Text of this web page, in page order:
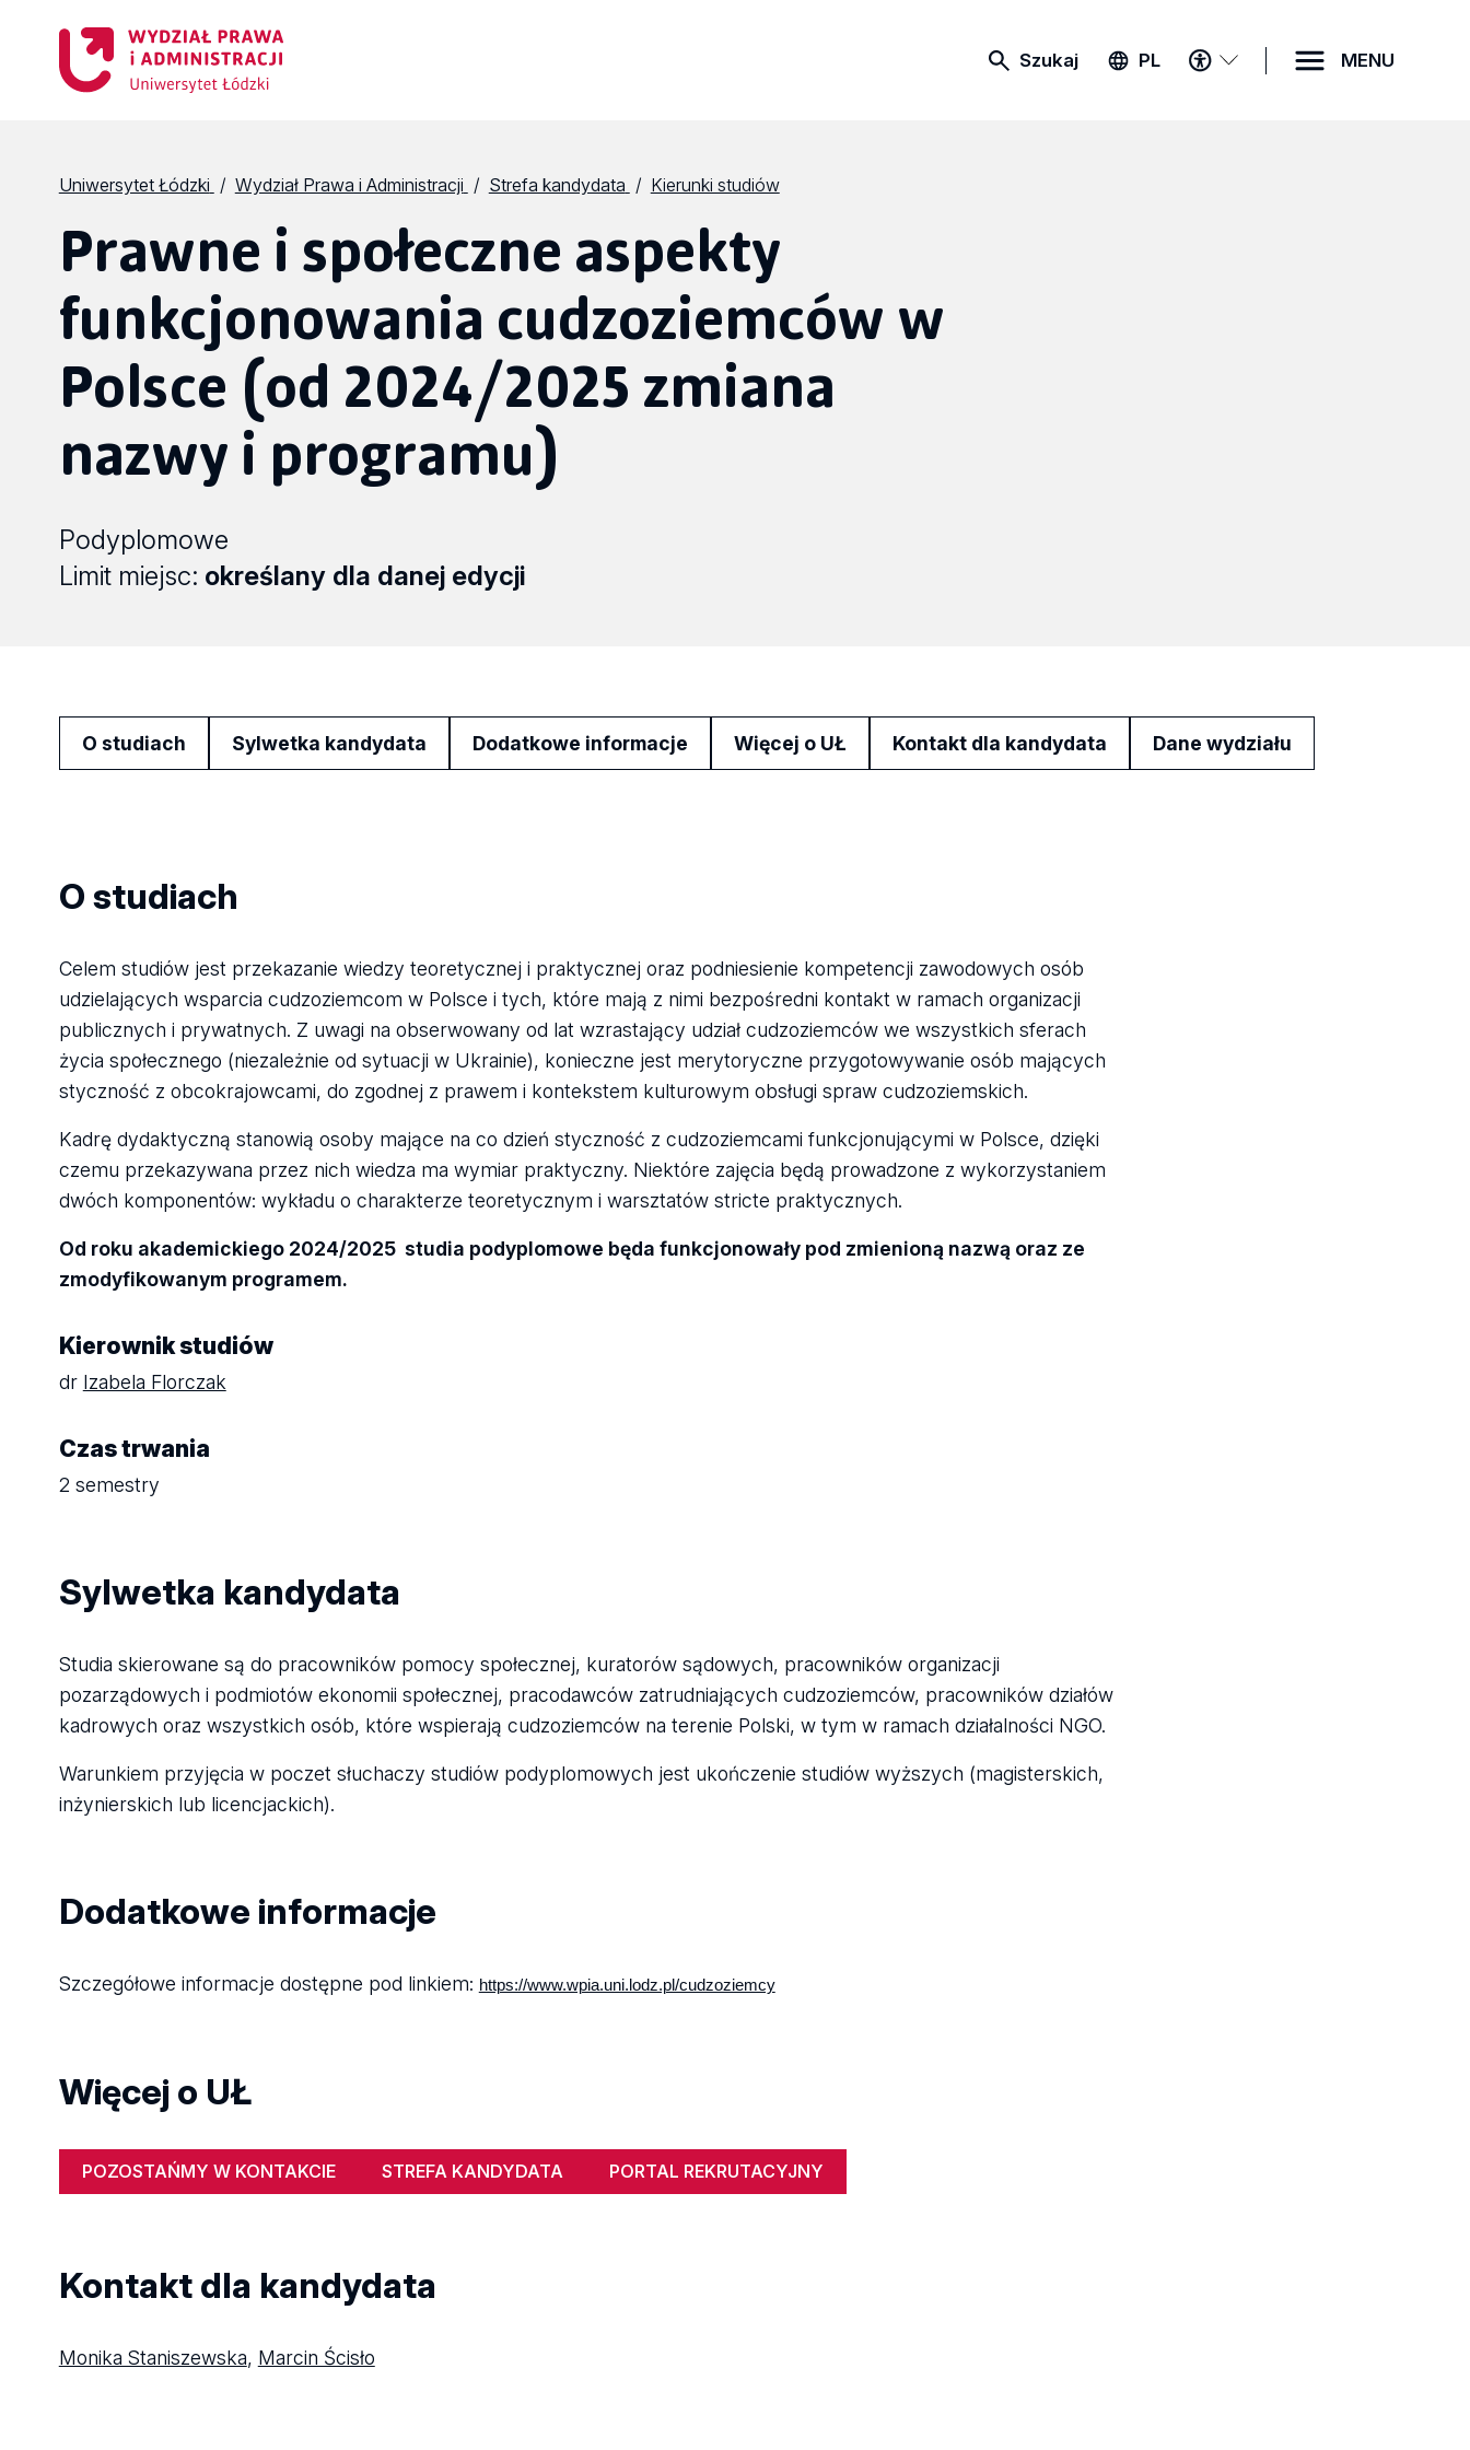
Szukaj PL
MENU
DOSTĘPNOŚCI
MENU
Uniwersytet Łódzki Wydział Prawa i Administracji Strefa kandydata Kierunki studiów
Prawne i społeczne aspekty
funkcjonowania cudzoziemców w
Polsce (od 2024/2025 zmiana
nazwy i programu)
Podyplomowe
Limit miejsc: określany dla danej edycji
O studiach Sylwetka kandydata Dodatkowe informacje Więcej o UŁ Kontakt dla kandydata Dane wydziału
O studiach
Celem studiów jest przekazanie wiedzy teoretycznej i praktycznej oraz podniesienie kompetencji zawodowych osób
udzielających wsparcia cudzoziemcom w Polsce i tych, które mają z nimi bezpośredni kontakt w ramach organizacji
publicznych i prywatnych. Z uwagi na obserwowany od lat wzrastający udział cudzoziemców we wszystkich sferach
życia społecznego (niezależnie od sytuacji w Ukrainie), konieczne jest merytoryczne przygotowywanie osób mających
styczność z obcokrajowcami, do zgodnej z prawem i kontekstem kulturowym obsługi spraw cudzoziemskich.
Kadrę dydaktyczną stanowią osoby mające na co dzień styczność z cudzoziemcami funkcjonującymi w Polsce, dzięki
czemu przekazywana przez nich wiedza ma wymiar praktyczny. Niektóre zajęcia będą prowadzone z wykorzystaniem
dwóch komponentów: wykładu o charakterze teoretycznym i warsztatów stricte praktycznych.
Od roku akademickiego 2024/2025 studia podyplomowe będa funkcjonowały pod zmienioną nazwą oraz ze
zmodyfikowanym programem.
Kierownik studiów
dr Izabela Florczak
Czas trwania
2 semestry
Sylwetka kandydata
Studia skierowane są do pracowników pomocy społecznej, kuratorów sądowych, pracowników organizacji
pozarządowych i podmiotów ekonomii społecznej, pracodawców zatrudniających cudzoziemców, pracowników działów
kadrowych oraz wszystkich osób, które wspierają cudzoziemców na terenie Polski, w tym w ramach działalności NGO.
Warunkiem przyjęcia w poczet słuchaczy studiów podyplomowych jest ukończenie studiów wyższych (magisterskich,
inżynierskich lub licencjackich).
Dodatkowe informacje
Szczegółowe informacje dostępne pod linkiem: https://www.wpia.uni.lodz.pl/cudzoziemcy
Więcej o UŁ
POZOSTAŃMY W KONTAKCIE STREFA KANDYDATA PORTAL REKRUTACYJNY
Kontakt dla kandydata
Monika Staniszewska, Marcin Ścisło